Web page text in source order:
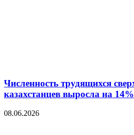
Численность трудящихся
казахстанцев выросла на 14%
08.06.2026